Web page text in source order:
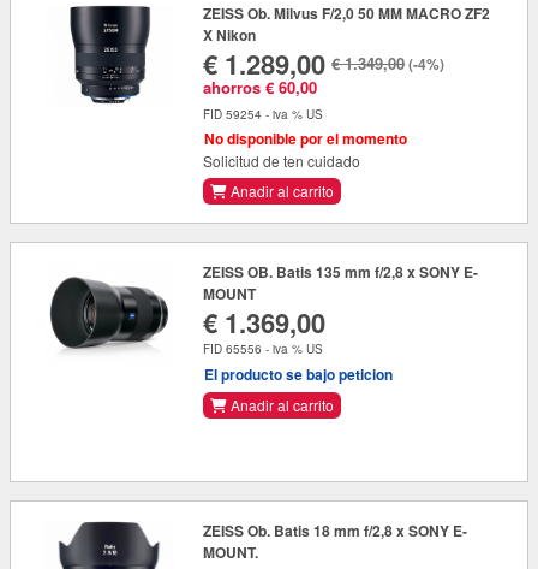
ZEISS Ob. Milvus F/2,0 50 MM MACRO ZF2
X Nikon
€ 1.289,00
ahorros € 60,00
€ 1.349,00(-4%)
FID 59254 - iva % US
No disponible por el momento
Solicitud de ten cuidado
Anadir al carrito
ZEISS OB. Batis 135 mm f/2,8 x SONY E-
MOUNT
€ 1.369,00
FID 65556 - iva % US
El producto se bajo peticion
Anadir al carrito
ZEISS Ob. Batis 18 mm f/2,8 x SONY E-
MOUNT.